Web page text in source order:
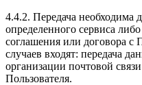
4.4.2. Передача необходима
определенного сервиса
соглашения или договора с
случаев входят: передача
организации почтовой
Пользователя.